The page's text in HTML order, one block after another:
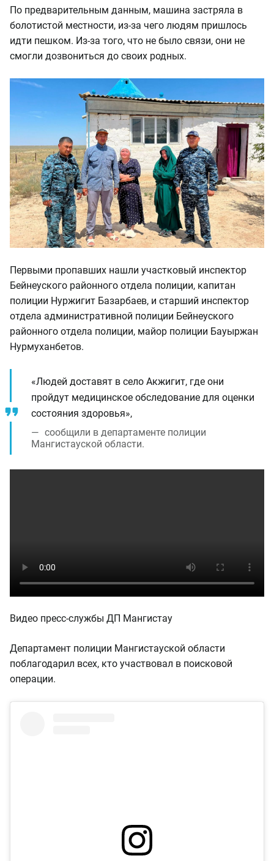
По предварительным данным, машина застряла в
болотистой местности, из-за чего людям пришлось
идти пешком. Из-за того, что не было связи, они не
смогли дозвониться до своих родных.
Первыми пропавших нашли участковый инспектор
Бейнеуского районного отдела полиции, капитан
полиции Нуржигит Базарбаев, и старший инспектор
отдела административной полиции Бейнеуского
районного отдела полиции, майор полиции Бауыржан
Нурмуханбетов.
«Людей доставят в село Акжигит, где они
пройдут медицинское обследование для оценки
состояния здоровья»,
сообщили в департаменте полиции
Мангистауской области.
Видео пресс-службы ДП Мангистау
Департамент полиции Мангистауской области
поблагодарил всех, кто участвовал в поисковой
операции.